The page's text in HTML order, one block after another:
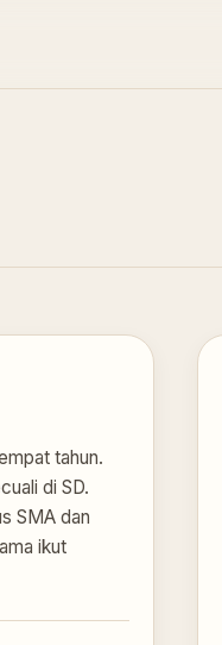
tahun.
di SD.
SMA dan
ikut